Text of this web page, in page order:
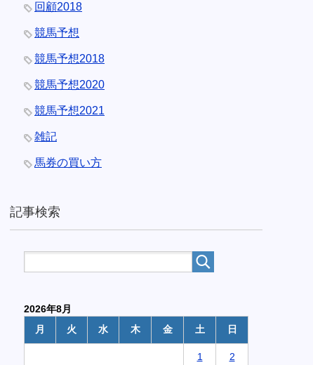
回顧2018
競馬予想
競馬予想2018
競馬予想2020
競馬予想2021
雑記
馬券の買い方
記事検索
2026年8月
月
火 水 木 金 土 日
1 2